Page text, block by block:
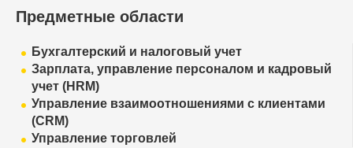
Предметные области
Бухгалтерский и налоговый учет
Зарплата, управление персоналом и кадровый
учет (HRM)
Управление взаимоотношениями с клиентами
(CRM)
Управление торговлей